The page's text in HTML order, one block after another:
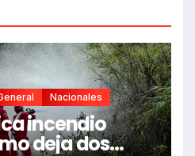
Nacionales
incendio
deja dos